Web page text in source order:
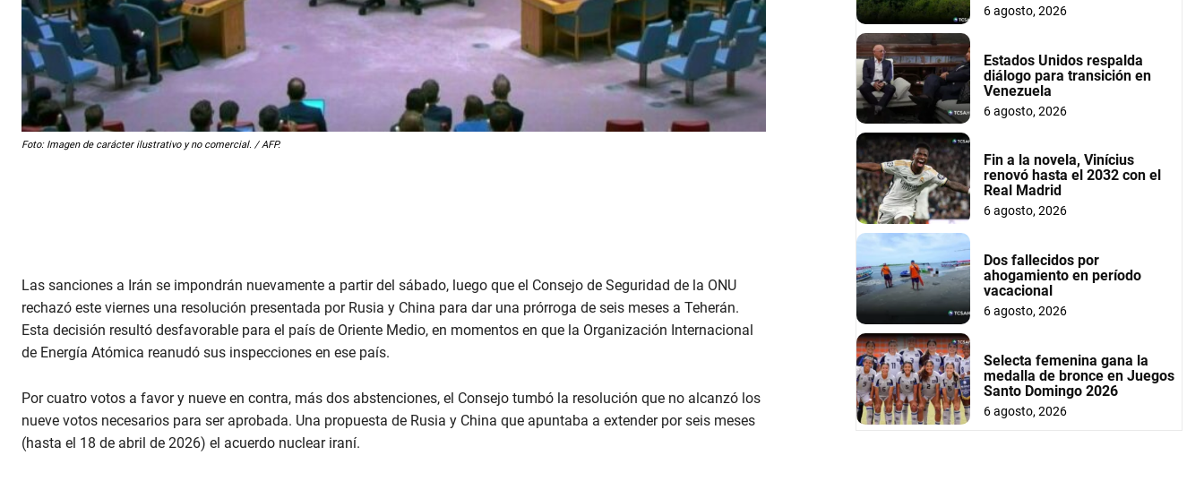
Foto: Imagen de carácter ilustrativo y no comercial. / AFP.
Las sanciones a Irán se impondrán nuevamente a partir del sábado, luego que el Consejo de Seguridad de la ONU
rechazó este viernes una resolución presentada por Rusia y China para dar una prórroga de seis meses a Teherán.
Esta decisión resultó desfavorable para el país de Oriente Medio, en momentos en que la Organización Internacional
de Energía Atómica reanudó sus inspecciones en ese país.
Por cuatro votos a favor y nueve en contra, más dos abstenciones, el Consejo tumbó la resolución que no alcanzó los
nueve votos necesarios para ser aprobada. Una propuesta de Rusia y China que apuntaba a extender por seis meses
(hasta el 18 de abril de 2026) el acuerdo nuclear iraní.
6 agosto, 2026
Estados Unidos respalda
diálogo para transición en
Venezuela
6 agosto, 2026
Fin a la novela, Vinícius
renovó hasta el 2032 con el
Real Madrid
6 agosto, 2026
Dos fallecidos por
ahogamiento en período
vacacional
6 agosto, 2026
Selecta femenina gana la
medalla de bronce en Juegos
Santo Domingo 2026
6 agosto, 2026